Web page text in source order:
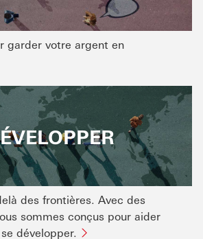
garder votre argent en
des frontières. Avec des
sommes conçus pour aider
développer.